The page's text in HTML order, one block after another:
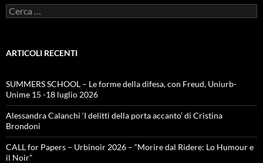
Ricerca
per:
ARTICOLI RECENTI
SUMMERS SCHOOL – Le forme della difesa, con Freud, Uniurb-
Unime 15 -18 luglio 2026
Alessandra Calanchi ‘I delitti della porta accanto’ di Cristina
Brondoni
CALL for Papers – Urbinoir 2026 – “Morire dal Ridere: Lo Humour e
il Noir”